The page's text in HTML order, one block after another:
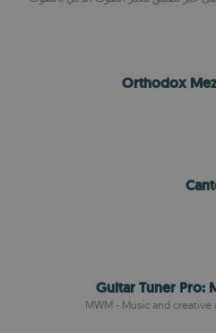
Orthodox
Guitar Tuner Pro:
MWM - Music and